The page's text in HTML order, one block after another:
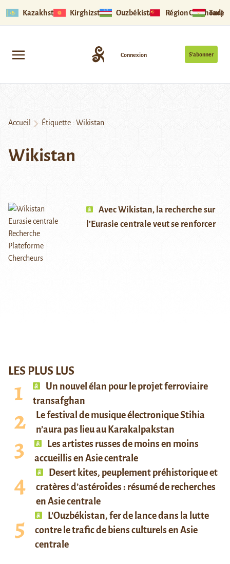
Kazakhstan Kirghizstan Ouzbékistan Région Ouïghoure
S’abonner
Connexion
Accueil Étiquette : Wikistan
Wikistan
Avec Wikistan, la recherche sur
l’Eurasie centrale veut se renforcer
LES PLUS LUS
Un nouvel élan pour le projet ferroviaire
transafghan
Le festival de musique électronique Stihia
n’aura pas lieu au Karakalpakstan
Les artistes russes de moins en moins
accueillis en Asie centrale
Desert kites, peuplement préhistorique et
cratères d’astéroïdes : résumé de recherches
en Asie centrale
L’Ouzbékistan, fer de lance dans la lutte
contre le trafic de biens culturels en Asie
centrale